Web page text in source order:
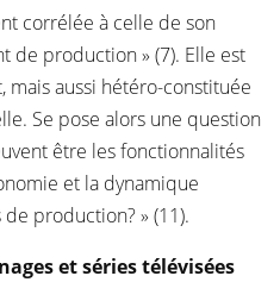
corrélée à celle de son
de production » (7). Elle est
mais aussi hétéro-constituée
Se pose alors une question
être les fonctionnalités
et la dynamique
production? » (11).
et séries télévisées